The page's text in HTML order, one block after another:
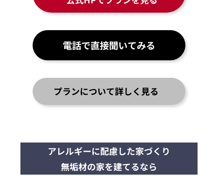
電話で直接聞いてみる
プランについて詳しく見る
アレルギーに配慮した家づくり
無垢材の家を建てるなら